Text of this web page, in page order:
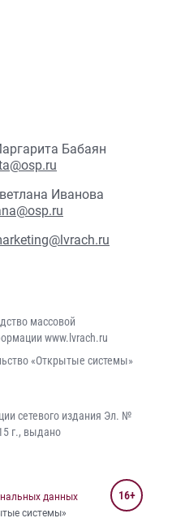
Бабаян
Иванова
массовой
www.lvrach.ru
«Открытые системы»
сетевого издания Эл. №
г., выдано
данных
системы»
16+